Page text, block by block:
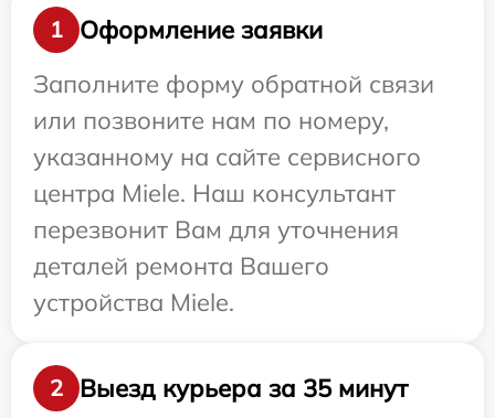
1
Оформление заявки
Заполните форму обратной связи
или позвоните нам по номеру,
указанному на сайте сервисного
центра Miele. Наш консультант
перезвонит Вам для уточнения
деталей ремонта Вашего
устройства Miele.
2 Выезд курьера за 35 минут